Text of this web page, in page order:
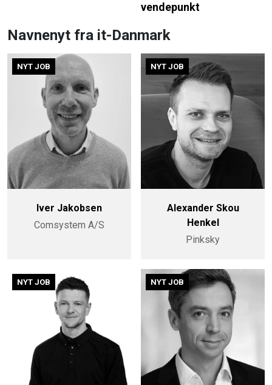
vendepunkt
Navnenyt fra it-Danmark
NYT JOB
Iver Jakobsen
Comsystem A/S
NYT JOB
Alexander Skou
Henkel
Pinksky
NYT JOB NYT JOB